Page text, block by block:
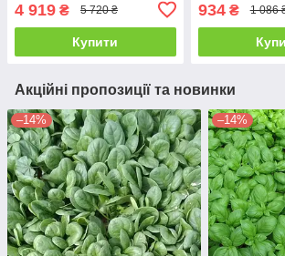
4 919 ₴ 5 720 ₴
Купити
934₴ 1 086
Акційні пропозиції та новинки
–14% –14%